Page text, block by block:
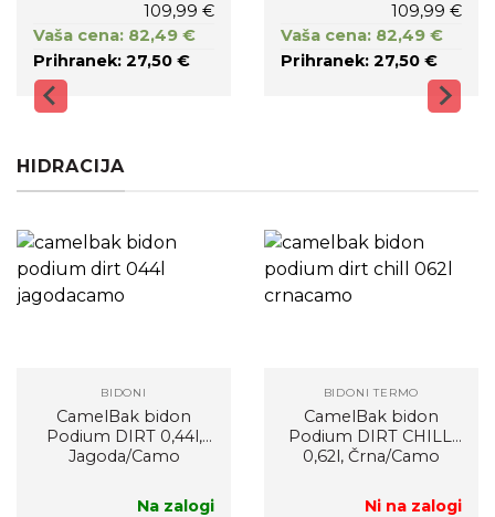
109,99 €
Vaša cena: 82,49 €
Prihranek: 27,50 €
109,99 €
Vaša cena: 82,49 €
Prihranek: 27,50 €
HIDRACIJA
BIDONI
CamelBak bidon
Podium DIRT 0,44l,
Jagoda/Camo
Na zalogi
BIDONI TERMO
CamelBak bidon
Podium DIRT CHILL,
0,62l, Črna/Camo
Ni na zalogi